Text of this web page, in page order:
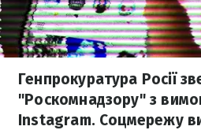
Генпрокуратура Росії
"Роскомнадзору" з
Instagram. Соцмережу